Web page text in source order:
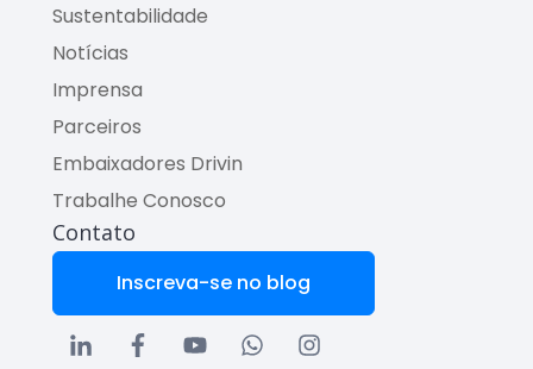
Sustentabilidade
Notícias
Imprensa
Parceiros
Embaixadores Drivin
Trabalhe Conosco
Contato
Inscreva-se no blog